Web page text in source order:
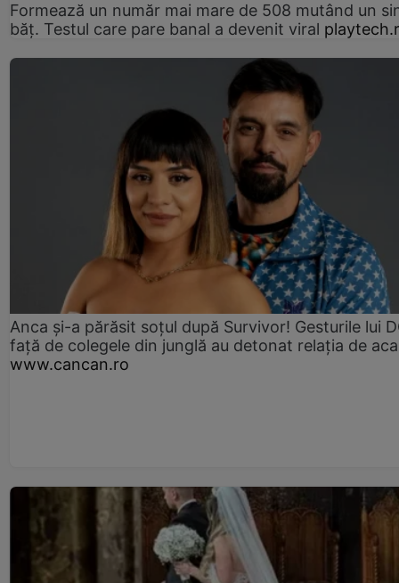
Formează un număr mai mare de 508 mutând un
băț. Testul care pare banal a devenit viral
Anca și-a părăsit soțul după Survivor! Gesturile lui
față de colegele din junglă au detonat relația de
www.cancan.ro